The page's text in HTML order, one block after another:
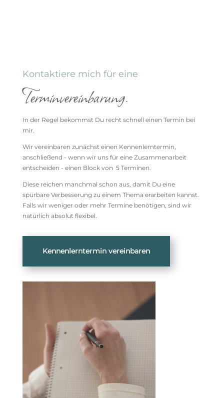
Kontaktiere mich für eine
Terminvereinbarung.
In der Regel bekommst Du recht schnell einen Termin bei
mir.
Wir vereinbaren zunächst einen Kennenlerntermin,
anschließend - wenn wir uns für eine Zusammenarbeit
entscheiden - einen Block von 5 Terminen.
Diese reichen manchmal schon aus, damit Du eine
spürbare Verbesserung zu einem Thema erarbeiten kannst.
Falls wir weniger oder mehr Termine benötigen, sind wir
natürlich absolut flexibel.
Kennenlerntermin vereinbaren